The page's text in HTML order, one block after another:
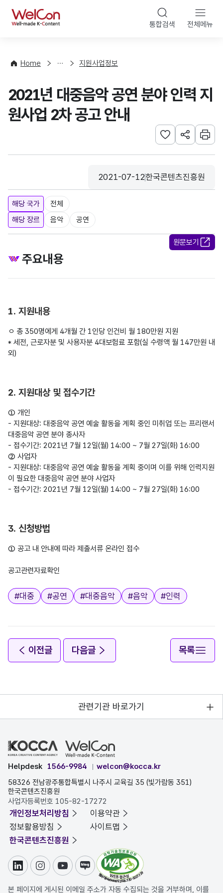
WelCon 통합검색 전체메뉴
Home
사
청
지원사업정보
2021년 대중음악 공연 분야 인력 지
원사업 2차 공고 안내
관심사 등록하기
URL 공유하
인쇄
등록일
2021-07-12
수집기관
한국콘텐츠진흥원
해당 국가
전체
해당 장르
음악 공연
원문보기
주요내용
1. 지원내용
ㅇ 총 350명에게 4개월 간 1인당 인건비 월 180만원 지원
* 세전, 근로자분 및 사용자분 4대보험료 포함(실 수령액 월 147만원 내
2. 지원대상 및 접수기간
① 개인
- 지원대상: 대중음악 공연 예술 활동을 계획 중인 미취업 또는 프리랜서
대중음악 공연 분야 종사자
- 접수기간: 2021년 7월 12일(월) 14:00 ~ 7월 27일(화) 16:00
② 사업자
- 지원대상: 대중음악 공연 예술 활동을 계획 중이며 이를 위해 인력지원
이 필요한 대중음악 공연 분야 사업자
3. 신청방법
공고관련자료확인
태그
#대중 #공연 #대중음악 #음악 #인력
이전글 다음글 목록
관련기관 바로가기
Helpdesk 1566-9984
welcon@kocca.kr
58326 전남광주통합특별시 나주시 교육길 35 (빛가람동 351)
한국콘텐츠진흥원
사업자등록번호 105-82-17272
개인정보처리방침
이용약관
정보활용방침
사이트맵
한국콘텐츠진흥원
링크드인인스타그램
유튜브블로그
본 페이지에 게시된 이메일 주소가 자동 수집되는 것을 거부하며, 이를